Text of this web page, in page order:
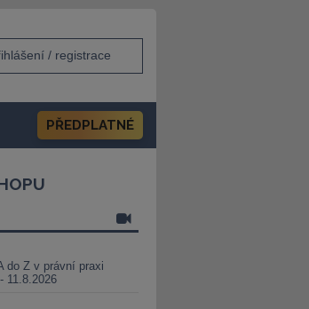
/ registrace
PŘEDPLATNÉ
do Z v právní praxi
11.8.2026